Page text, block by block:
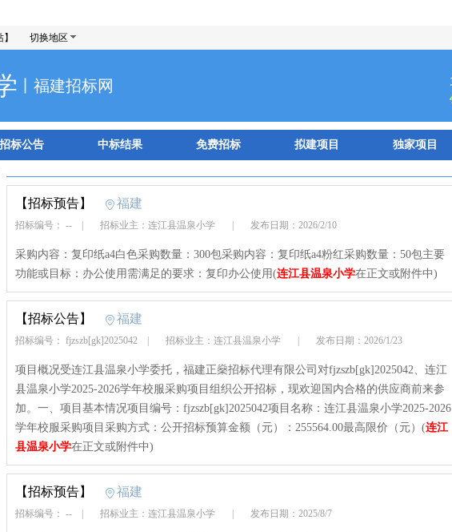
切换地区
丨福建招标网
招标公告 中标结果 免费招标 拟建项目 独家项目
【招标预告】 福建
招标编号： -- 招标业主：连江县温泉小学 发布日期：2026/2/10
采购内容：复印纸a4白色采购数量：300包采购内容：复印纸a4粉红采购数量：50包主要
功能或目标：办公使用需满足的要求：复印办公使用(连江县温泉小学在正文或附件中)
【招标公告】 福建
招标编号： fjzszb[gk]2025042 招标业主：连江县温泉小学 发布日期：2026/1/23
项目概况受连江县温泉小学委托，福建正燊招标代理有限公司对fjzszb[gk]2025042、连江
县温泉小学2025-2026学年校服采购项目组织公开招标，现欢迎国内合格的供应商前来参
加。一、项目基本情况项目编号：fjzszb[gk]2025042项目名称：连江县温泉小学2025-2026
学年校服采购项目采购方式：公开招标预算金额（元）：255564.00最高限价（元）(连江
县温泉小学在正文或附件中)
【招标预告】 福建
招标编号： -- 招标业主：连江县温泉小学 发布日期：2025/8/7